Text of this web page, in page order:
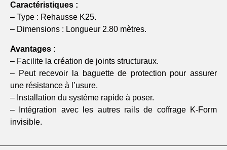
Caractéristiques :
– Type : Rehausse K25.
– Dimensions : Longueur 2.80 mètres.
Avantages :
– Facilite la création de joints structuraux.
– Peut recevoir la baguette de protection pour assurer
une résistance à l’usure.
– Installation du système rapide à poser.
– Intégration avec les autres rails de coffrage K-Form
invisible.